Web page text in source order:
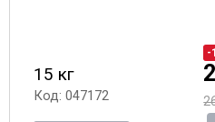
15 кг
Код: 047172
-